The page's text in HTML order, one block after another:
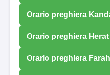
Orario preghiera
Orario preghiera Herat
Orario preghiera Farah